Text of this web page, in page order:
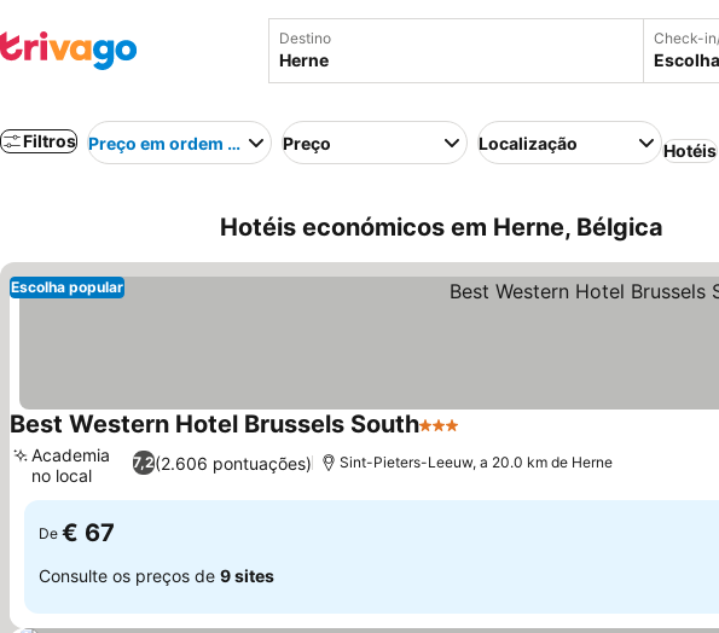
Destino Check-
Filtros Preço em ordem crescentePreço Localização Hotéis
Hotéis económicos em Herne, Bélgica
Escolha popular
Best Western Hotel Brussels South3 Estrelas
7,2(2.606 pontuações)
Academia
no local
Sint-Pieters-Leeuw, a 20.0 km de Herne
De € 67
Consulte os preços de 9 sites